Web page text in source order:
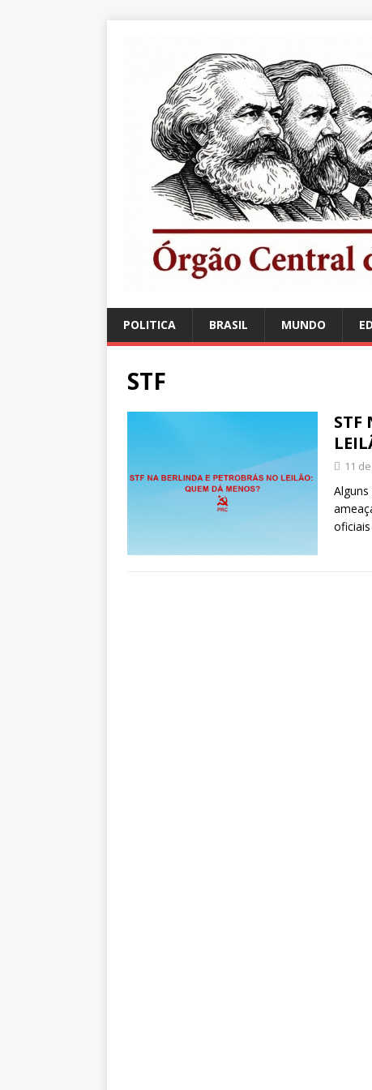
POLITICA BRASIL MUNDO
STF
STF
11